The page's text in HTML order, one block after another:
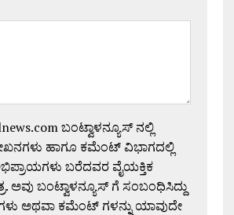
ಬಂಟ್ವಾಳನ್ಯೂಸ್ ನಲ್ಲಿ
ಹಾಗೂ ಕಮೆಂಟ್ ವಿಭಾಗದಲ್ಲಿ
ಬರೆದವರ ವೈಯಕ್ತಿಕ
ಅವು ಬಂಟ್ವಾಳನ್ಯೂಸ್ ಗೆ ಸಂಬಂಧಿಸಿದ್ದು
ಅಥವಾ ಕಮೆಂಟ್ ಗಳನ್ನು ಯಾವುದೇ